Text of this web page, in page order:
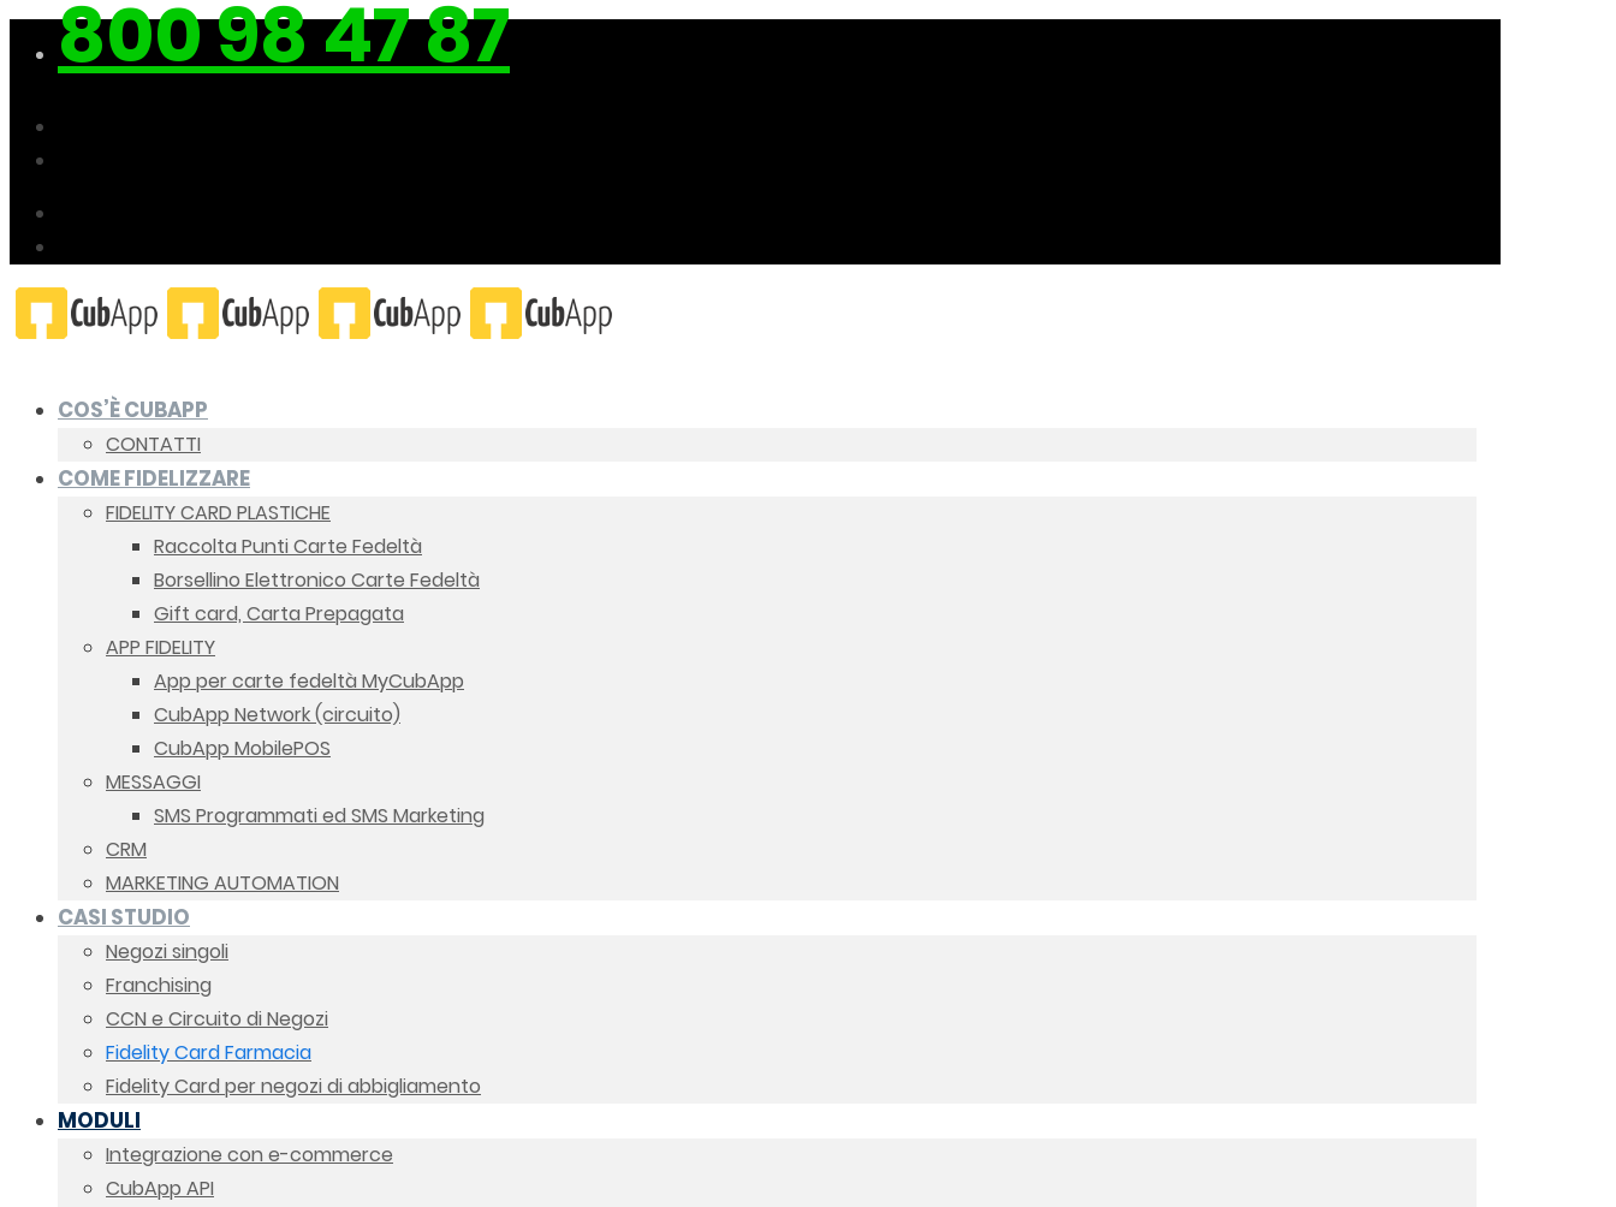
800 98 47 87
COS’È CUBAPP
CONTATTI
COME FIDELIZZARE
FIDELITY CARD PLASTICHE
Raccolta Punti Carte Fedeltà
Borsellino Elettronico Carte Fedeltà
Gift card, Carta Prepagata
APP FIDELITY
App per carte fedeltà MyCubApp
CubApp Network (circuito)
CubApp MobilePOS
MESSAGGI
SMS Programmati ed SMS Marketing
CRM
MARKETING AUTOMATION
CASI STUDIO
Negozi singoli
Franchising
CCN e Circuito di Negozi
Fidelity Card Farmacia
Fidelity Card per negozi di abbigliamento
MODULI
Integrazione con e-commerce
CubApp API